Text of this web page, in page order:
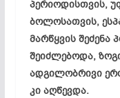
პერიოდისთვის,
ბოლოსათვის,
მარწყვის შეძენა
შეიძლებოდა,
ადგილობრივი
კი აღწევდა.